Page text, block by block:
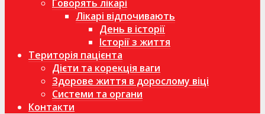
Говорять лікарі
Лікарі відпочивають
День в історії
Історії з життя
Територія пацієнта
Дієти та корекція ваги
Здорове життя в дорослому віці
Системи та органи
Контакти